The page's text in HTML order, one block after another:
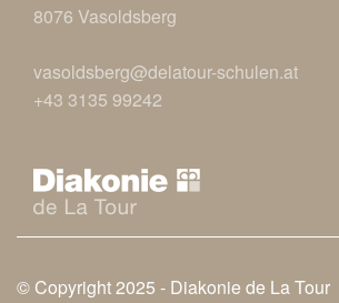
8076 Vasoldsberg
vasoldsberg@delatour-schulen.at
+43 3135 99242
© Copyright 2025 - Diakonie de La Tour